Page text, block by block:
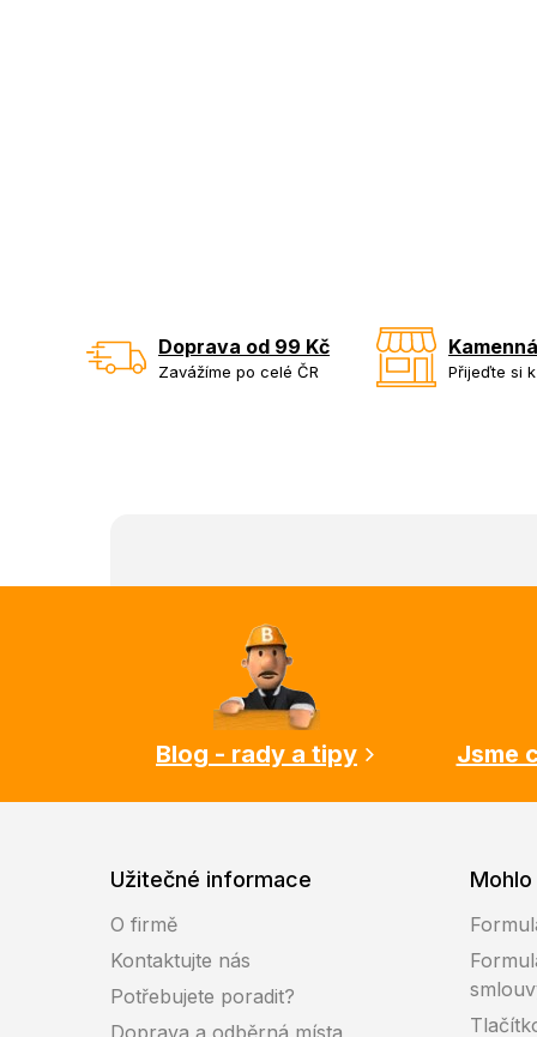
Doprava od 99 Kč
Zavážíme po celé ČR Přijeďte si
Blog - rady a tipy
Jsme
Užitečné informace
O firmě
Kontaktujte nás
Potřebujete poradit?